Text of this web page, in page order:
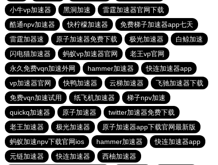
小牛vp加速器
黑洞加速
雷霆加速器官网下载
酷通npv加速器
快柠檬加速器
免费梯子加速器app七天
雷霆加器速
原子加速器免费下载 极光加速器
白鲸加速
闪电猫加速器
蚂蚁vp加速器官网
老王vp官网
永久免费vqn加速外网
hammer加速器
快连加速器app
vp加速器官网
快鸭加速器 云梯加速器
飞驰加速器下载
免费vqn加速试用
纸飞机加速器
梯子npv加速
quickq加速器
原子加速器
twitter加速器免费下载
老王加速器
极光加速器
原子加速器app下载官网最新版
蚂蚁加速npv下载官网ios
hammer加速器
快连加速器app
元链加速器
快连加速器 西柚加速器